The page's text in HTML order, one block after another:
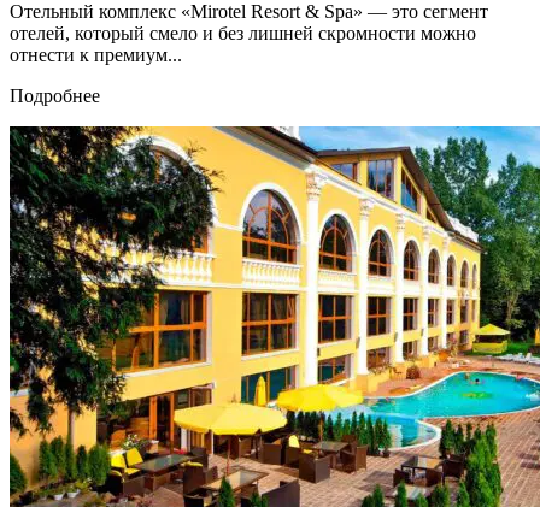
Отельный комплекс «Mirotel Resort & Spa» — это сегмент
отелей, который смело и без лишней скромности можно
отнести к премиум...
Подробнее